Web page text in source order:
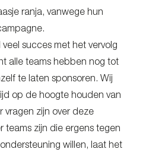
ranja, vanwege hun
succes met het vervolg
alle teams hebben nog tot
te laten sponsoren. Wij
op de hoogte houden van
vragen zijn over deze
teams zijn die ergens tegen
willen, laat het